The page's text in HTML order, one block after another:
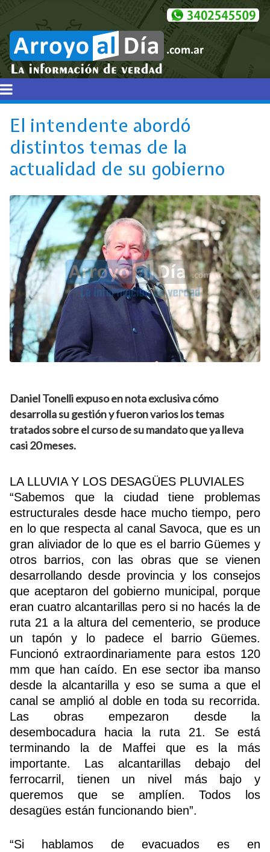
El intendente abordó
distintos temas de la
actualidad de su gobierno
Daniel Tonelli expuso en nota exclusiva cómo
desarrolla su gestión y fueron varios los temas
tratados sobre el curso de su mandato que ya lleva
casi 20 meses.
LA LLUVIA Y LOS DESAGÜES PLUVIALES
“Sabemos que la ciudad tiene problemas
estructurales desde hace mucho tiempo, pero
en lo que respecta al canal Savoca, que es un
gran aliviador de lo que es el barrio Güemes y
otros barrios, con las obras que se vienen
desarrollando desde provincia y los consejos
que aceptaron del gobierno municipal, porque
eran cuatro alcantarillas pero si no hacés la de
ruta 21 a la altura del cementerio, se produce
un tapón y lo padece el barrio Güemes.
Funcionó extraordinariamente para estos 120
mm que han caído. En ese sector iba manso
desde la alcantarilla y eso se suma a que el
canal se amplió al doble en toda su recorrida.
Las obras empezaron desde la
desembocadura hacia la ruta 21. Se está
terminando la de Maffei que es la más
importante. Las alcantarillas debajo del
ferrocarril, tienen un nivel más bajo y
queremos que se amplíen. Todos los
desagües están funcionando bien”.
“Si hablamos de evacuados es en
Buscador